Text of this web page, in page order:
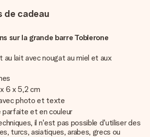
de cadeau
sur la grande barre Toblerone
au lait avec nougat au miel et aux
6 x 5,2 cm
photo et texte
parfaite et en couleur
il n'est pas possible d'utiliser des
turcs, asiatiques, arabes, grecs ou